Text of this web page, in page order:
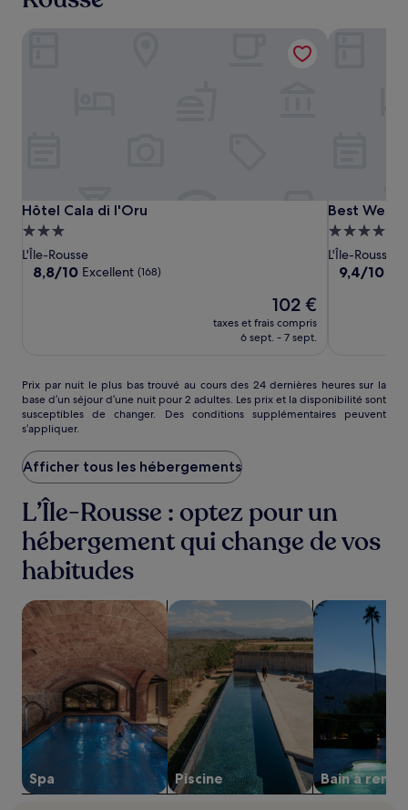
Hôtel
Cala
di
l'Oru
Hôtel
Cala
di
l'Oru
Hôtel Cala di l'Oru
Hôtel Cala di l'Oru
Hébergement
3.0 étoiles
L'Île-Rousse
8.8
8,8/10 Excellent (168)
Le
nouveau
prix
102 €
102 €
taxes et frais compris
6 sept. - 7 sept.
Hôtel Cala di l'Oru
Best
Western
Premier
Santa
Maria
Best
Best
4.0 étoiles
L'Île-Rousse
9.4
9,4/10
Best
Prix
par
nuit
le
plus
bas
trouvé
au
cours
des
24 dernières
heures
sur
base
d’un
séjour
d’une
nuit
pour
2 adultes.
Les
prix
la
disponibilité
Prix par nuit le plus bas trouvé au cours des 24 dernières heures sur la
base d’un séjour d’une nuit pour 2 adultes. Les prix et la disponibilité sont
susceptibles de changer. Des conditions supplémentaires peuvent
s’appliquer.
Afficher tous les hébergements
L’Île-Rousse : optez pour un
hébergement qui change de vos
habitudes
Spa
Rechercher des hébergements avec un spa sur place
Piscine
Rechercher des hébergements avec
Bain à
Rechercher